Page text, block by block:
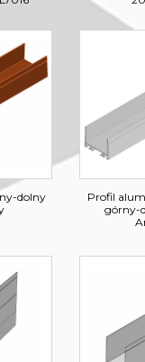
dolny
Profil
górny-